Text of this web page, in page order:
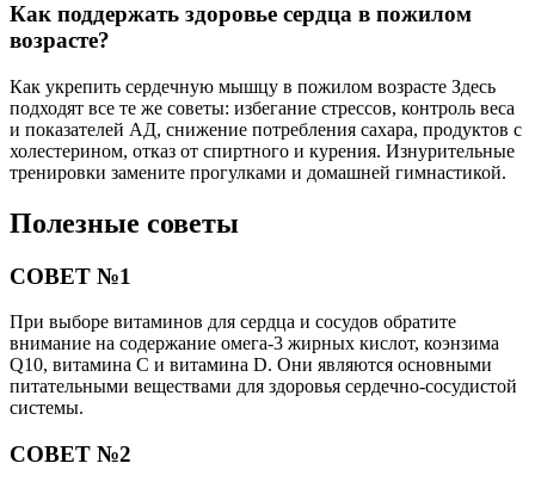
Как поддержать здоровье сердца в пожилом
возрасте?
Как укрепить сердечную мышцу в пожилом возрасте Здесь
подходят все те же советы: избегание стрессов, контроль веса
и показателей АД, снижение потребления сахара, продуктов с
холестерином, отказ от спиртного и курения. Изнурительные
тренировки замените прогулками и домашней гимнастикой.
Полезные советы
СОВЕТ №1
При выборе витаминов для сердца и сосудов обратите
внимание на содержание омега-3 жирных кислот, коэнзима
Q10, витамина С и витамина D. Они являются основными
питательными веществами для здоровья сердечно-сосудистой
системы.
СОВЕТ №2